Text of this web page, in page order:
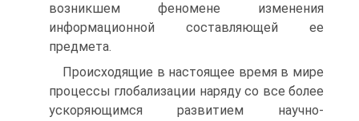
возникшем феномене изменения
информационной составляющей ее
предмета.
Происходящие в настоящее время в мире
процессы глобализации наряду со все более
ускоряющимся развитием научно-